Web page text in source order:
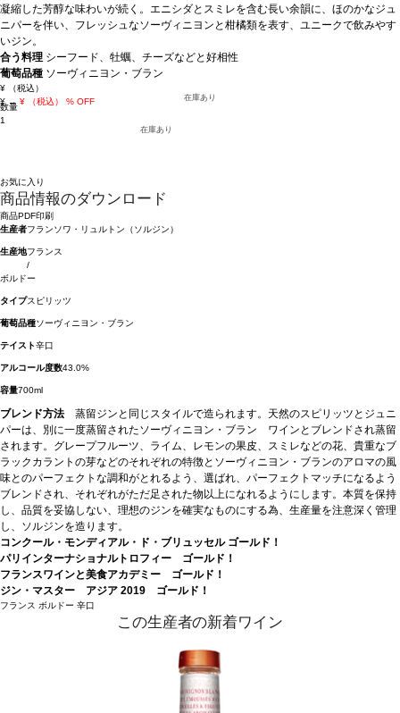
凝縮した芳醇な味わいが続く。エニシダとスミレを含む長い余韻に、ほのかなジュ
ニパーを伴い、フレッシュなソーヴィニヨンと柑橘類を表す、ユニークで飲みやす
いジン。
合う料理 シーフード、牡蠣、チーズなどと好相性
葡萄品種 ソーヴィニヨン・ブラン
¥
（税込）
¥ → ¥ （税込） % OFF 在庫あり
数量
1
在庫あり
お気に入り
商品情報のダウンロード
商品PDF印刷
生産者フランソワ・リュルトン（ソルジン）
生産地フランス
/
ボルドー
タイプスピリッツ
葡萄品種ソーヴィニヨン・ブラン
テイスト辛口
アルコール度数43.0%
容量700ml
ブレンド方法 蒸留ジンと同じスタイルで造られます。天然のスピリッツとジュニ
パーは、別に一度蒸留されたソーヴィニヨン・ブラン ワインとブレンドされ蒸留
されます。グレープフルーツ、ライム、レモンの果皮、スミレなどの花、貴重なブ
ラックカラントの芽などのそれぞれの特徴とソーヴィニヨン・ブランのアロマの風
味とのパーフェクトな調和がとれるよう、選ばれ、パーフェクトマッチになるよう
ブレンドされ、それぞれがただ足された物以上になれるようにします。本質を保持
し、品質を妥協しない、理想のジンを確実なものにする為、生産量を注意深く管理
し、ソルジンを造ります。
コンクール・モンディアル・ド・ブリュッセル ゴールド！
パリインターナショナルトロフィー ゴールド！
フランスワインと美食アカデミー ゴールド！
ジン・マスター アジア 2019 ゴールド！
フランス ボルドー 辛口
この生産者の新着ワイン